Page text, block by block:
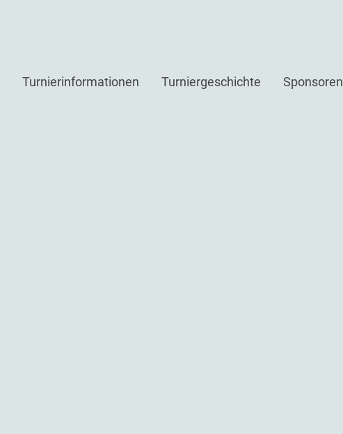
Turnierinformationen Turniergeschichte Sponsoren